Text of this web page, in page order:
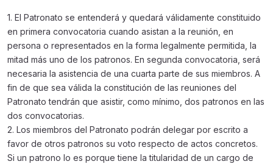
1. El Patronato se entenderá y quedará válidamente constituido
en primera convocatoria cuando asistan a la reunión, en
persona o representados en la forma legalmente permitida, la
mitad más uno de los patronos. En segunda convocatoria, será
necesaria la asistencia de una cuarta parte de sus miembros. A
fin de que sea válida la constitución de las reuniones del
Patronato tendrán que asistir, como mínimo, dos patronos en las
dos convocatorias.
2. Los miembros del Patronato podrán delegar por escrito a
favor de otros patronos su voto respecto de actos concretos.
Si un patrono lo es porque tiene la titularidad de un cargo de